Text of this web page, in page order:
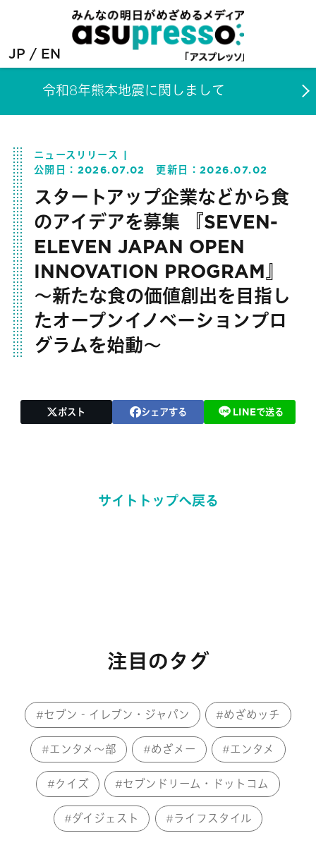
JP EN
令和8年熊本地震に関しまして
ニュースリリース
公開日： 2026.07.02 更新日：2026.07.02
スタートアップ企業などから食
のアイデアを募集 『SEVEN-
ELEVEN JAPAN OPEN
INNOVATION PROGRAM』
～新たな食の価値創出を目指し
たオープンイノベーションプロ
グラムを始動～
ポスト シェアする LINEで送る
サイトトップへ戻る
注目のタグ
セブン‐イレブン・ジャパン めざめッチ
エンタメ～部 めざメー エンタメ
クイズ セブンドリーム・ドットコム
ダイジェスト ライフスタイル